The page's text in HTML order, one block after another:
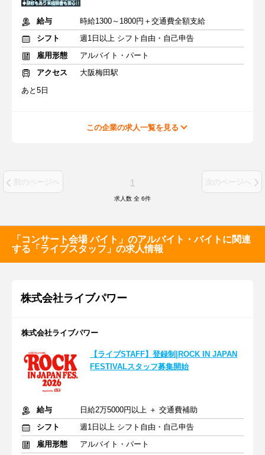
給与
時給1300～1800円＋交通費全額支給
シフト
週1日以上 シフト自由・自己申告
雇用形態
アルバイト・パート
アクセス
大阪梅田駅
あと5日
この企業の求人一覧を見る
前のページへ 1 次のページへ
求人数 全 6件
「コンサート会場 バイト」のアルバイト・バイトに関連
する「ライブスタッフ」の求人情報
株式会社ライブパワー
株式会社ライブパワー
【ライブSTAFF】登録制|ROCK IN JAPAN
FESTIVALスタッフ募集開始
給与
日給2万5000円以上 ＋ 交通費補助
シフト
週1日以上 シフト自由・自己申告
雇用形態
アルバイト・パート